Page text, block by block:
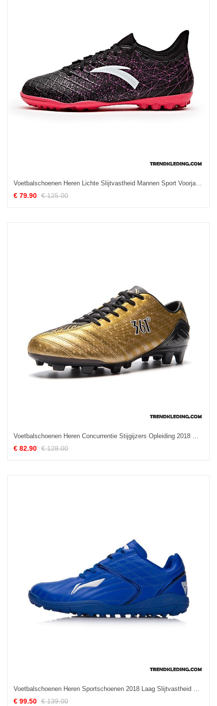
Voetbalschoenen Heren Lichte Slijtvastheid Mannen Sport Voorjaar Zwart
€ 79.90 € 125.00
Voetbalschoenen Heren Concurrentie Stijgijzers Opleiding 2018 Mannen Sportschoenen Goud
€ 82.90 € 128.00
Voetbalschoenen Heren Sportschoenen 2018 Laag Slijtvastheid Mannen Antislip Donkerblauw
€ 99.50 € 139.00